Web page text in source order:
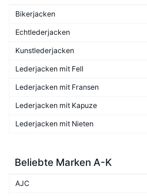
Bikerjacken
Echtlederjacken
Kunstlederjacken
Lederjacken mit Fell
Lederjacken mit Fransen
Lederjacken mit Kapuze
Lederjacken mit Nieten
Beliebte Marken A-K
AJC